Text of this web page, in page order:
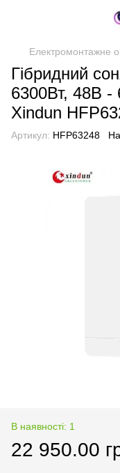
Електромонтажне
Гібридний
6300Вт, 48В
Xindun
Артикул: HFP63248
В наявності: 1
22 950.00